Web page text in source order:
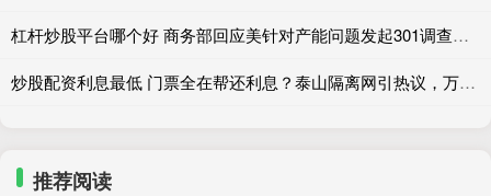
杠杆炒股平台哪个好 商务部回应美针对产能问题发起301调查：单边主义行径，严重破坏国际经济秩序
炒股配资利息最低 门票全在帮还利息？泰山隔离网引热议，万岁山半年赚9亿给出答案
推荐阅读